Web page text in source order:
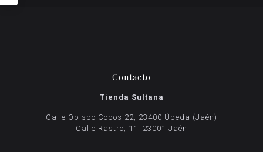
Contacto
Tienda Sultana
Calle Obispo Cobos 22, 23400 Úbeda (Jaén)
Calle Rastro, 11. 23001 Jaén